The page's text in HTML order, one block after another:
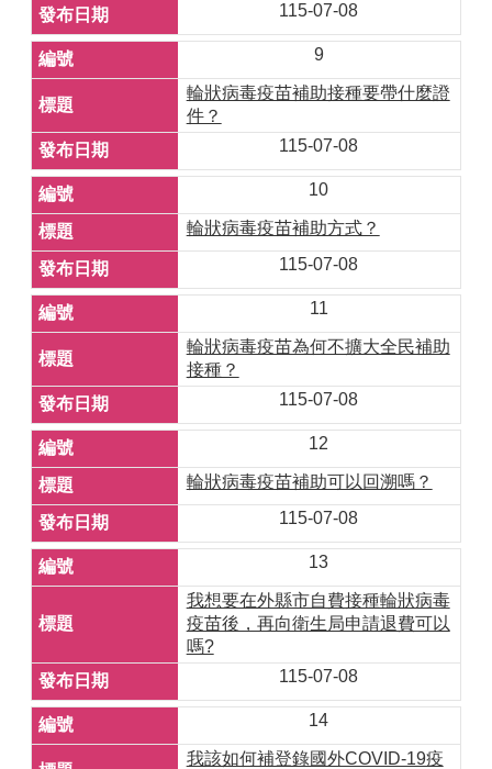
115-07-08
9
輪狀病毒疫苗補助接種要帶什麼證
件？
115-07-08
10
輪狀病毒疫苗補助方式？
115-07-08
11
輪狀病毒疫苗為何不擴大全民補助
接種？
115-07-08
12
輪狀病毒疫苗補助可以回溯嗎？
115-07-08
13
我想要在外縣市自費接種輪狀病毒
疫苗後，再向衛生局申請退費可以
嗎?
115-07-08
14
我該如何補登錄國外COVID-19疫